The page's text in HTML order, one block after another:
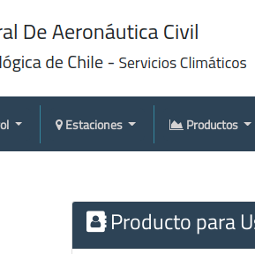
Estaciones Productos
Producto para